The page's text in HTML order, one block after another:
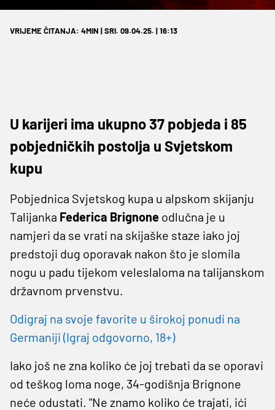
VRIJEME ČITANJA: 4MIN | SRI. 09.04.25. | 16:13
U karijeri ima ukupno 37 pobjeda i 85
pobjedničkih postolja u Svjetskom
kupu
Pobjednica Svjetskog kupa u alpskom skijanju
Talijanka Federica Brignone odlučna je u
namjeri da se vrati na skijaške staze iako joj
predstoji dug oporavak nakon što je slomila
nogu u padu tijekom veleslaloma na talijanskom
državnom prvenstvu.
Odigraj na svoje favorite u širokoj ponudi na
Germaniji (Igraj odgovorno, 18+)
Iako još ne zna koliko će joj trebati da se oporavi
od teškog loma noge, 34-godišnja Brignone
neće odustati. "Ne znamo koliko će trajati, ići